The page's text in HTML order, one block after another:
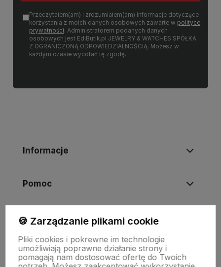
Przeczytałem(am) i zrozumiałem(am) informacje dotyczące
korzystania z moich danych osobowych zawarte w polityce
prywatności. Administratorem podanych danych
osobowych jest EdiButik.pl JEWELRY & WATCHES SPÓŁKA
Z OGRANICZONĄ ODPOWIEDZIALNOŚCIĄ. Możesz w
każdym czasie wycofać tę zgodę.
Informacje
Pomoc
Moje konto
Swiat Edibutik
🍪 Zarządzanie plikami cookie
Pliki cookies i pokrewne im technologie
umożliwiają poprawne działanie strony i
pomagają nam dostosować ofertę do Twoich